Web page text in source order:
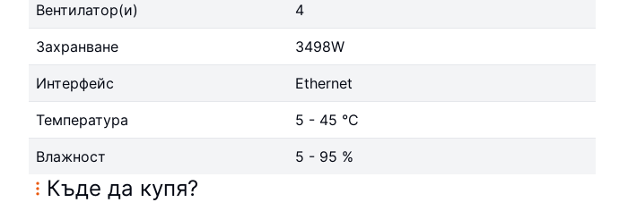
Вентилатор(и) 4
Захранване 3498W
Интерфейс Ethernet
Температура 5 - 45 °C
Влажност 5 - 95 %
Къде да купя?